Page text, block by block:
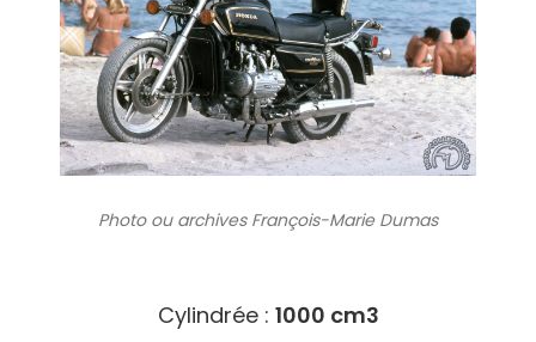
Photo ou archivesFrançois-Marie Dumas
Cylindrée : 1000 cm3